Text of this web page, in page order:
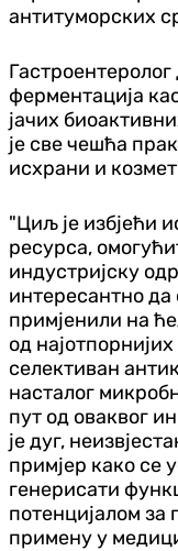
антитуморских
ферментација
јачих
је све чешћа
исхрани и
"Циљ је избјећи
ресурса,
индустријску
интересантно да
примјенили на
од
селективан
насталог
пут од оваквог
је дуг,
примјер како се
генерисати
потенцијалом за
примену у